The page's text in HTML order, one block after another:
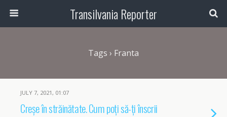
Transilvania Reporter
Tags › Franta
JULY 7, 2021, 01:07
Creșe în străinătate. Cum poți să-ți înscrii